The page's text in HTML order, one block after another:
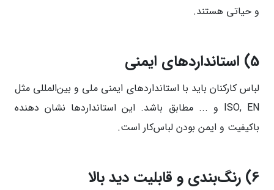
و حیاتی هستند.
5) استاندارد‌های ایمنی
لباس کارکنان باید با استاندارد‌های ایمنی ملی و بین‌المللی مثل
ISO, EN و ... مطابق باشد. این استاندارد‌ها نشان دهنده
با‌کیفیت و ایمن بودن لباس‌کار است.
6) رنگ‌بندی و قابلیت دید بالا